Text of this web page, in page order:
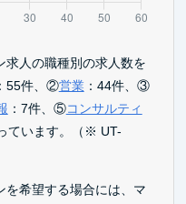
求人の職種別の求人数を
55件、②営業：44件、③
：7件、⑤コンサルティ
ています。（※ UT-
を希望する場合には、マ